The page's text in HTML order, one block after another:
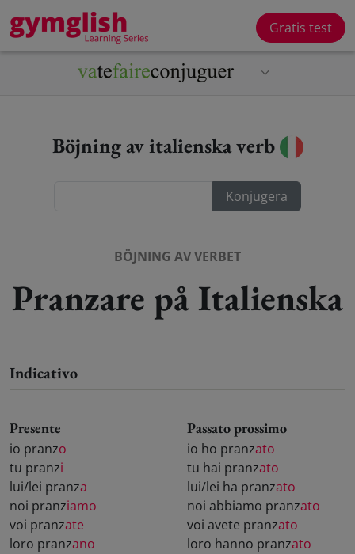
Gratis test
Böjning av italienska verb
BÖJNING AV VERBET
Pranzare på Italienska
Indicativo
Presente
io pranzo
tu pranzi
lui/lei pranza
noi pranziamo
voi pranzate
loro pranzano
Passato prossimo
io ho pranzato
tu hai pranzato
lui/lei ha pranzato
noi abbiamo pranzato
voi avete pranzato
loro hanno pranzato